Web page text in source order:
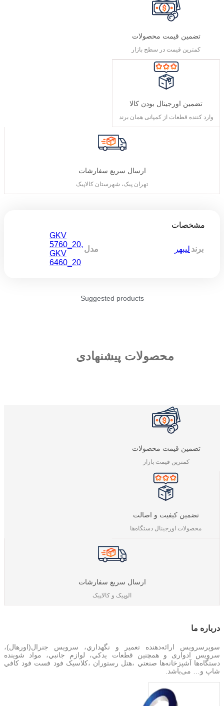
تضمین قیمت محصولات
کمترین قیمت در سطح بازار
تضمین اورجینال بودن کالا
وارد کننده قطعات از کمپانی همان برند
ارسال سریع سفارشات
تهران پیک، شهرستان کالاپیک
مشخصات
برند لیبهر مدل
GKV
5760_20,
GKV
6460_20
Suggested products
محصولات پیشنهادی
تضمین قیمت محصولات
کمترین قیمت بازار
تضمین کیفیت و اصالت
محصولات اورجینال دستگاه‌ها
ارسال سریع سفارشات
الوپیک و کالاپیک
درباره‌ ما
سوپرسرویس ارائه‌دهنده تعمير و نگهداري، سرویس جنرال(اورهال)،
سرویس‌ ادواری و همچنین قطعات يدکي، لوازم جانبي، مواد شوینده
دستگاه‌ها آشپزخانه‌ها صنعتي ،هتل رستوران ،کلاسیک فود فست فود کافي
شاپ و… می‌باشد.